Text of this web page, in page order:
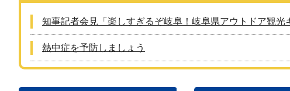
知事記者会見「楽しすぎるぞ岐阜！岐阜県アウトドア観光
熱中症を予防しましょう